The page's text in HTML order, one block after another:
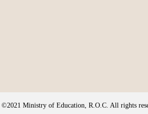
©2021 Ministry of Education, R.O.C. All rights